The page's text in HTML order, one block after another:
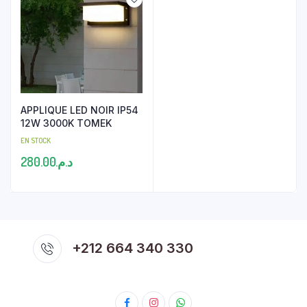
د.م.320.00.
APPLIQUE LED NOIR IP54
12W 3000K TOMEK
EN STOCK
د.م.280.00
+212 664 340 330